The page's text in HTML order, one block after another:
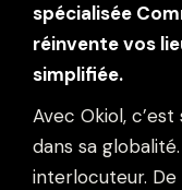
spécialisée
réinvente vos
simplifiée.
Avec Okiol,
dans sa
interlocuteur.